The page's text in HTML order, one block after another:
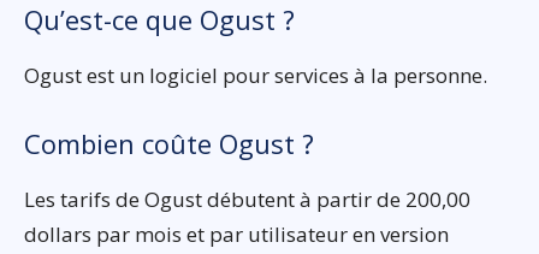
Qu’est-ce que Ogust ?
Ogust est un logiciel pour services à la personne.
Combien coûte Ogust ?
Les tarifs de Ogust débutent à partir de 200,00
dollars par mois et par utilisateur en version